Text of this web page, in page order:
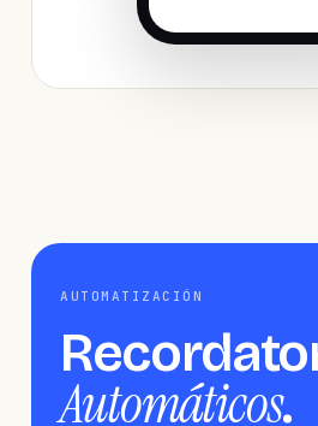
AUTOMATIZACIÓN
Automáticos.